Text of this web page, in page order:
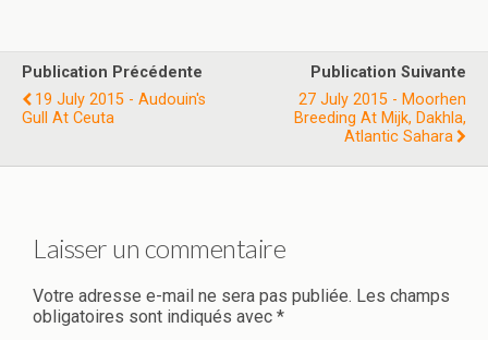
Publication Précédente
19 July 2015 - Audouin's
Gull At Ceuta
Publication Suivante
27 July 2015 - Moorhen
Breeding At Mijk, Dakhla,
Atlantic Sahara
Laisser un commentaire
Votre adresse e-mail ne sera pas publiée. Les champs
obligatoires sont indiqués avec *